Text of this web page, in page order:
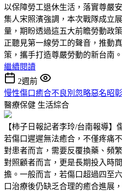
以保障勞工退休生活，落實尊嚴
集人宋照濱強調，本次戰隊成立
量，期盼透過這五大前瞻勞動政
正聽見第一線勞工的聲音，推動
策，攜手打造尊嚴勞動的新台南。
繼續閱讀
2週前
慢性傷口癒合不良別忽略惡名昭
醫療保健 生活綜合
【柿子日報記者李玲/台南報導】
若傷口遲遲無法癒合，不僅疼痛
對患者而言，需要反覆換藥、頻
對照顧者而言，更是長期投入時
擔。一般而言，若傷口超過四至
口治療後仍缺乏合理的癒合進展